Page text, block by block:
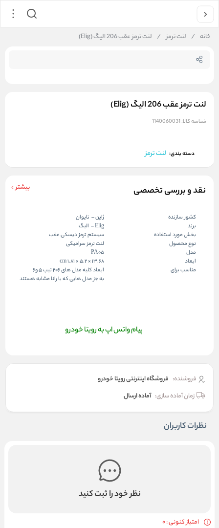
خانه / لنت ترمز / لنت ترمز عقب 206 الیگ (Elig)
لنت ترمز عقب 206 الیگ (Elig)
شناسه کالا: 1140060031
دسته بندی: لنت ترمز
نقد و بررسی تخصصی بیشتر
کشور سازنده
ژاپن – تایوان
برند
Elig – الیگ
بخش مورد استفاده
سیستم ترمز دیسکی عقب
نوع محصول
لنت ترمز سرامیکی
مدل
PA05
ابعاد
13.68 × 5.2 × 1.81 cm
مناسب برای
ابعاد کلیه مدل های 206 تیپ 5 و6
به جز مدل هایی که با رانا مشابه هستند
پیام واتس اپ به رویتا خودرو
فروشنده: فروشگاه اینترنتی رویتا خودرو
زمان آماده سازی: آماده ارسال
نظرات کاربران
نظر خود را ثبت کنید
امتیاز کنونی : 0